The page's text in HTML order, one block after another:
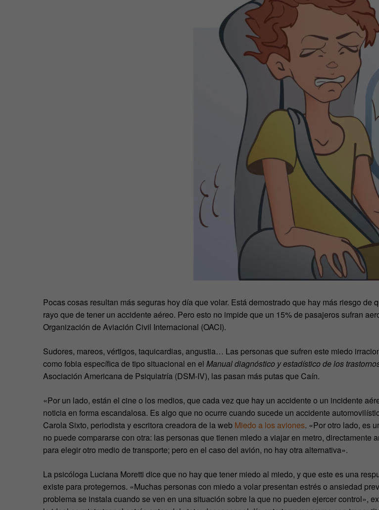
Pocas cosas resultan más seguras hoy día que volar. Está demostrado que hay más riesgo de
rayo que de tener un accidente aéreo. Pero esto no impide que un 15% de pasajeros sufran
Organización de Aviación Civil Internacional (OACI).
Sudores, mareos, vértigos, taquicardias, angustia… Las personas que sufren este miedo
como fobia específica de tipo situacional en el Manual diagnóstico y estadístico de los
Asociación Americana de Psiquiatría (DSM-IV), las pasan más putas que Caín.
«Por un lado, están el cine o los medios, que cada vez que hay un accidente o un incidente
noticia en forma escandalosa. Es algo que no ocurre cuando sucede un accidente
Carola Sixto, periodista y escritora creadora de la web Miedo a los aviones. «Por otro lado, es
no puede compararse con otra: las personas que tienen miedo a viajar en metro, directamente
para elegir otro medio de transporte; pero en el caso del avión, no hay otra alternativa».
La psicóloga Luciana Moretti dice que no hay que tener miedo al miedo, y que este es una
existe para protegernos. «Muchas personas con miedo a volar presentan estrés o ansiedad
problema se instala cuando se ven en una situación sobre la que no pueden ejercer control»,